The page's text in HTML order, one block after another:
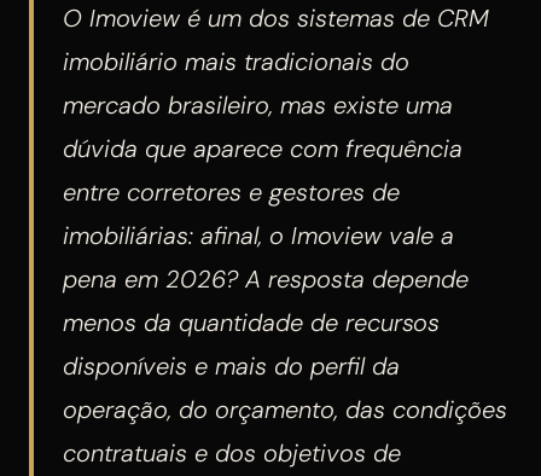
O Imoview é um dos sistemas de CRM
imobiliário mais tradicionais do
mercado brasileiro, mas existe uma
dúvida que aparece com frequência
entre corretores e gestores de
imobiliárias: afinal, o Imoview vale a
pena em 2026? A resposta depende
menos da quantidade de recursos
disponíveis e mais do perfil da
operação, do orçamento, das condições
contratuais e dos objetivos de